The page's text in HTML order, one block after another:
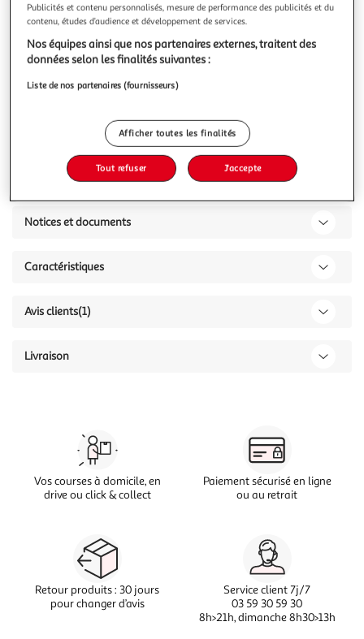
Livraison dès 1/2 semaines
Plus d'options
Vendu par Centrale Brico
Ajouter à une liste
Notices et documents
Caractéristiques
Avis clients(1)
Livraison
Vos courses à domicile, en
drive ou click & collect
Paiement sécurisé en ligne
ou au retrait
Retour produits : 30 jours
pour changer d’avis
Service client 7j/7
03 59 30 59 30
8h>21h, dimanche 8h30>13h
Publicités et contenu personnalisés, mesure de performance des publicités et du
contenu, études d’audience et développement de services.
Nos équipes ainsi que nos partenaires externes, traitent des
données selon les finalités suivantes :
Liste de nos partenaires (fournisseurs)
Afficher toutes les finalités
Tout refuser J'accepte